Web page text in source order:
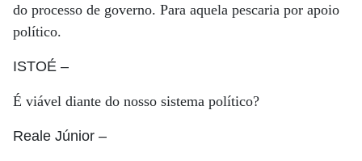
do processo de governo. Para aquela pescaria por apoio
político.
ISTOÉ –
É viável diante do nosso sistema político?
Reale Júnior –